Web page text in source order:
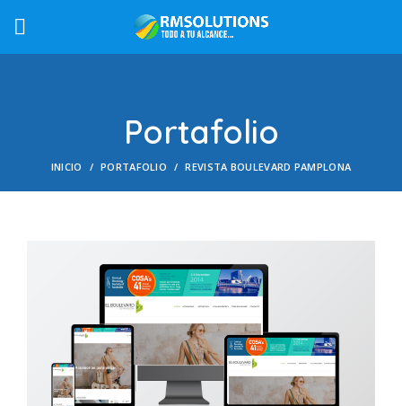
Portafolio
INICIO PORTAFOLIO REVISTA BOULEVARD PAMPLONA